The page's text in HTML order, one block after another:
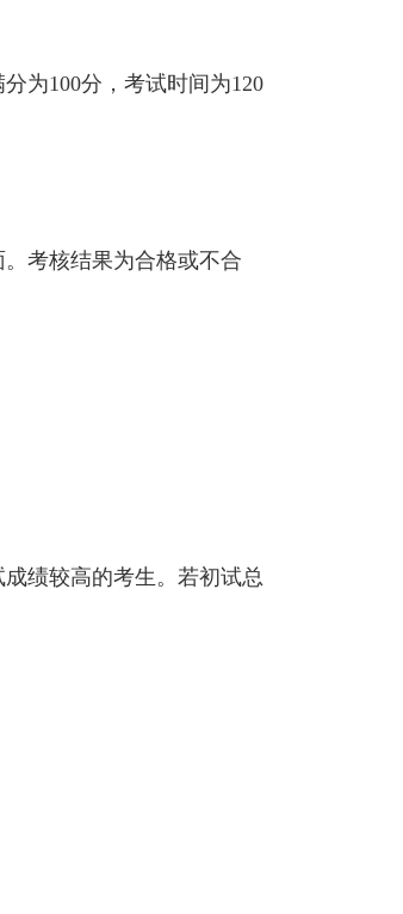
为100分，考试时间为120
考核结果为合格或不合
绩较高的考生。若初试总